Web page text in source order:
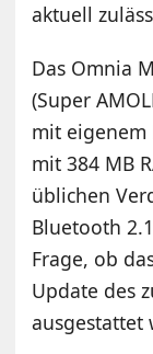
aktuell
Das Omnia
(Super
mit eigenem
mit 384 MB
üblichen
Bluetooth
Frage, ob
Update des
ausgestattet